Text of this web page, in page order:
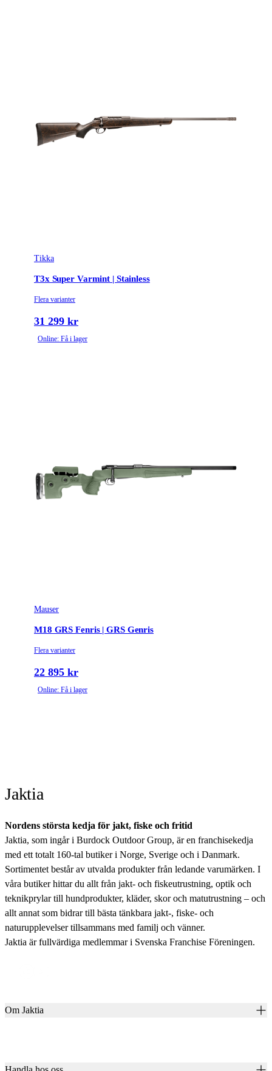
Tikka
T3x Super Varmint | Stainless
Flera varianter
31 299 kr
Online: Få i lager
Mauser
M18 GRS Fenris | GRS Genris
Flera varianter
22 895 kr
Online: Få i lager
Jaktia
Nordens största kedja för jakt, fiske och fritid
Jaktia, som ingår i Burdock Outdoor Group, är en franchisekedja
med ett totalt 160-tal butiker i Norge, Sverige och i Danmark.
Sortimentet består av utvalda produkter från ledande varumärken. I
våra butiker hittar du allt från jakt- och fiskeutrustning, optik och
teknikprylar till hundprodukter, kläder, skor och matutrustning – och
allt annat som bidrar till bästa tänkbara jakt-, fiske- och
naturupplevelser tillsammans med familj och vänner.
Jaktia är fullvärdiga medlemmar i Svenska Franchise Föreningen.
Om Jaktia
Karriär